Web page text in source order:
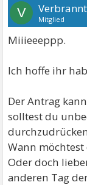
V Verbrannt
Mitglied
Miiieeeppp.
Ich hoffe ihr
Der Antrag
solltest du
Wann möchtest
Oder doch
anderen Tag